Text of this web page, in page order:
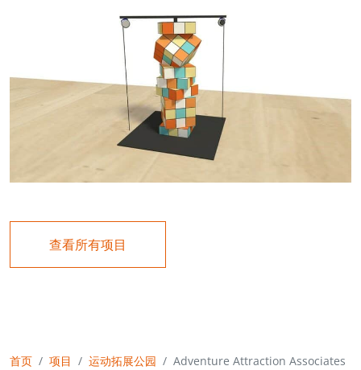
查看所有项目
首页 项目 运动拓展公园 Adventure Attraction Associates